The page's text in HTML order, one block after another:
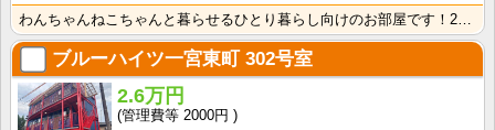
ブルーハイツ一宮東町302号室
2.6万円
2000円